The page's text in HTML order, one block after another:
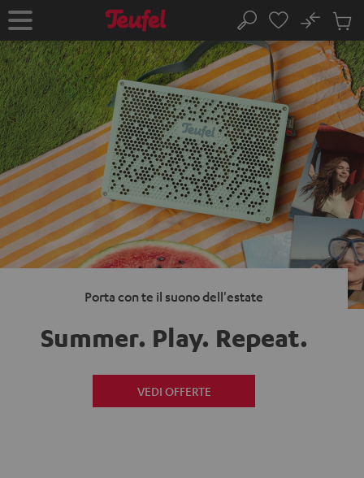
AL
Pagina
iniziale
Cerca
No
nel
Porta con te il suono dell'estate
Summer. Play. Repeat.
VEDI OFFERTE